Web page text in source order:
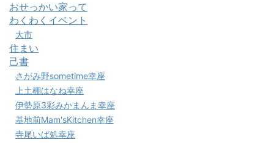
おせっかい家って
わくわくイベント
大市
住まい
己書
さがみ野sometime幸座
上土棚はなね幸座
伊勢原3彩みかまんま幸座
基地前Mam'sKitchen幸座
寺尾いば処幸座